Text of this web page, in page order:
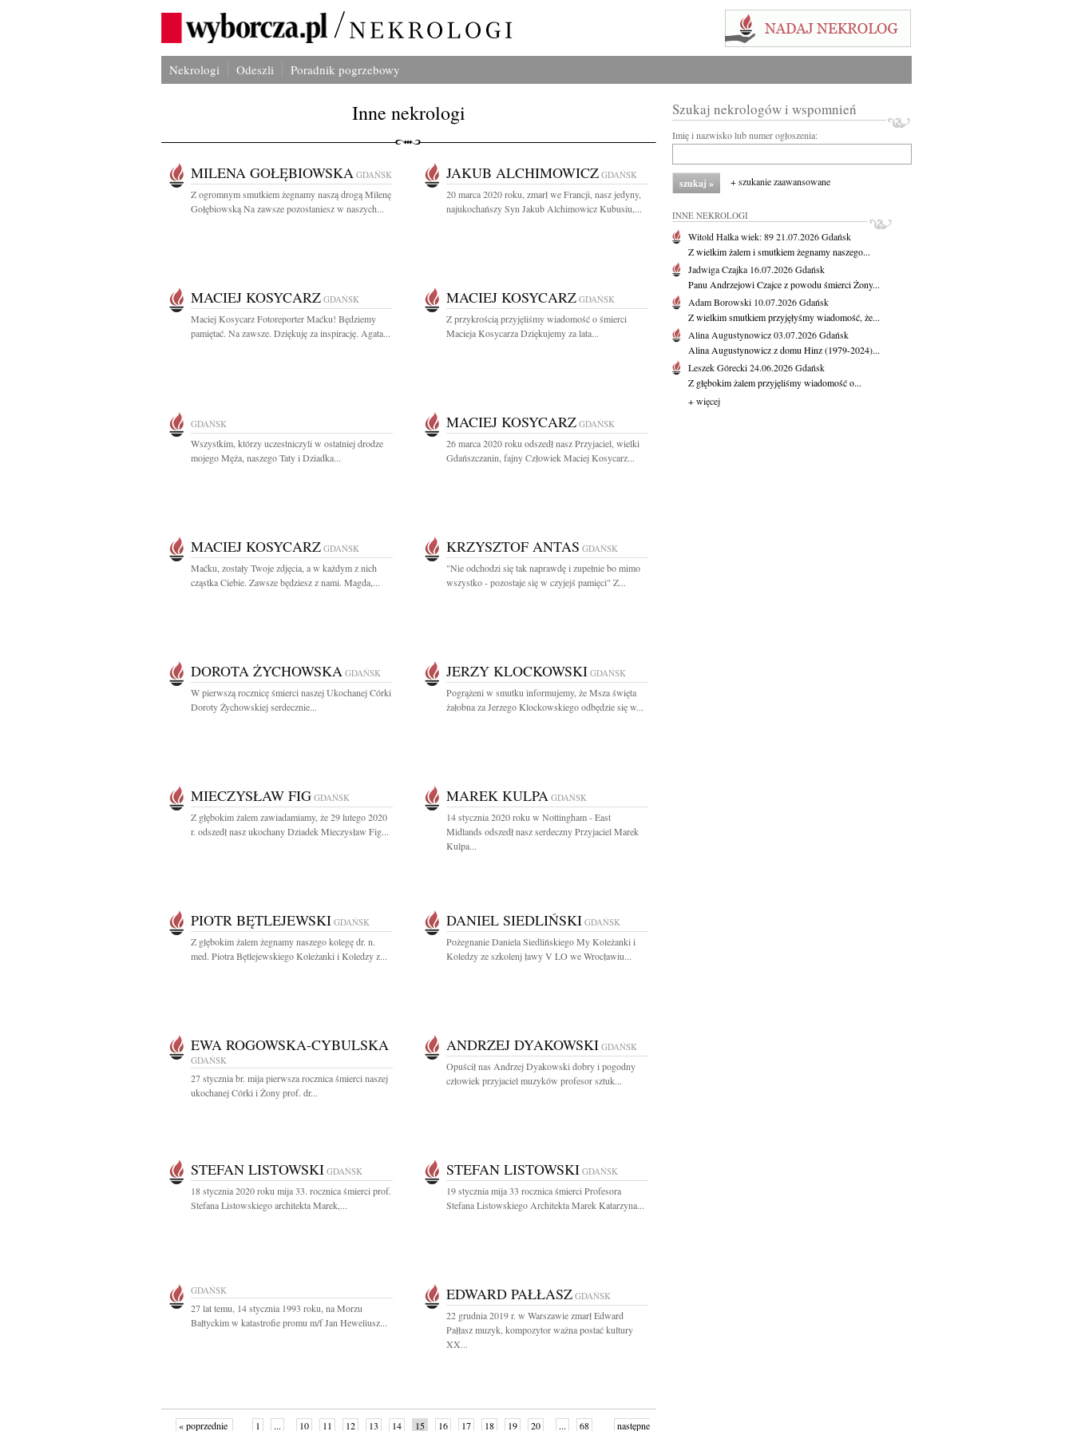
Nekrologi Odeszli Poradnik pogrzebowy
Inne nekrologi
MILENA GOŁĘBIOWSKA GDAŃSK
Z ogromnym smutkiem żegnamy naszą drogą Milenę
Gołębiowską Na zawsze pozostaniesz w naszych...
JAKUB ALCHIMOWICZ GDAŃSK
20 marca 2020 roku, zmarł we Francji, nasz jedyny,
najukochańszy Syn Jakub Alchimowicz Kubusiu,...
MACIEJ KOSYCARZ GDAŃSK
Maciej Kosycarz Fotoreporter Maćku! Będziemy
pamiętać. Na zawsze. Dziękuję za inspirację. Agata...
MACIEJ KOSYCARZ GDAŃSK
Z przykrością przyjęliśmy wiadomość o śmierci
Macieja Kosycarza Dziękujemy za lata...
GDAŃSK
Wszystkim, którzy uczestniczyli w ostatniej drodze
mojego Męża, naszego Taty i Dziadka...
MACIEJ KOSYCARZ GDAŃSK
26 marca 2020 roku odszedł nasz Przyjaciel, wielki
Gdańszczanin, fajny Człowiek Maciej Kosycarz...
MACIEJ KOSYCARZ GDAŃSK
Maćku, zostały Twoje zdjęcia, a w każdym z nich
cząstka Ciebie. Zawsze będziesz z nami. Magda,...
KRZYSZTOF ANTAS GDAŃSK
"Nie odchodzi się tak naprawdę i zupełnie bo mimo
wszystko - pozostaje się w czyjejś pamięci" Z...
DOROTA ŻYCHOWSKA GDAŃSK
W pierwszą rocznicę śmierci naszej Ukochanej Córki
Doroty Żychowskiej serdecznie...
JERZY KLOCKOWSKI GDAŃSK
Pogrążeni w smutku informujemy, że Msza święta
żałobna za Jerzego Klockowskiego odbędzie się w...
MIECZYSŁAW FIG GDAŃSK
Z głębokim żalem zawiadamiamy, że 29 lutego 2020
r. odszedł nasz ukochany Dziadek Mieczysław Fig...
MAREK KULPA GDAŃSK
14 stycznia 2020 roku w Nottingham - East
Midlands odszedł nasz serdeczny Przyjaciel Marek
Kulpa...
PIOTR BĘTLEJEWSKI GDAŃSK
Z głębokim żalem żegnamy naszego kolegę dr. n.
med. Piotra Bętlejewskiego Koleżanki i Koledzy z...
DANIEL SIEDLIŃSKI GDAŃSK
Pożegnanie Daniela Siedlińskiego My Koleżanki i
Koledzy ze szkolenj ławy V LO we Wrocławiu...
EWA ROGOWSKA-CYBULSKA
GDAŃSK
27 stycznia br. mija pierwsza rocznica śmierci naszej
ukochanej Córki i Żony prof. dr...
ANDRZEJ DYAKOWSKI GDAŃSK
Opuścił nas Andrzej Dyakowski dobry i pogodny
człowiek przyjaciel muzyków profesor sztuk...
STEFAN LISTOWSKI GDAŃSK
18 stycznia 2020 roku mija 33. rocznica śmierci prof.
Stefana Listowskiego architekta Marek,...
STEFAN LISTOWSKI GDAŃSK
19 stycznia mija 33 rocznica śmierci Profesora
Stefana Listowskiego Architekta Marek Katarzyna...
GDAŃSK
27 lat temu, 14 stycznia 1993 roku, na Morzu
Bałtyckim w katastrofie promu m/f Jan Heweliusz...
EDWARD PAŁŁASZ GDAŃSK
22 grudnia 2019 r. w Warszawie zmarł Edward
Pałłasz muzyk, kompozytor ważna postać kultury
XX...
« poprzednie 1 ... 10 11 12 13 14 15 16 17 18 19 20 ... 68 następne
Szukaj nekrologów i wspomnień
Imię i nazwisko lub numer ogłoszenia:
+ szukanie zaawansowane
INNE NEKROLOGI
Witold Halkawiek: 8921.07.2026Gdańsk
Z wielkim żalem i smutkiem żegnamy naszego...
Jadwiga Czajka 16.07.2026Gdańsk
Panu Andrzejowi Czajce z powodu śmierci Żony...
Adam Borowski 10.07.2026Gdańsk
Z wielkim smutkiem przyjęłyśmy wiadomość, że...
Alina Augustynowicz03.07.2026Gdańsk
Alina Augustynowicz z domu Hinz (1979-2024)...
Leszek Górecki24.06.2026Gdańsk
Z głębokim żalem przyjęliśmy wiadomość o...
+ więcej